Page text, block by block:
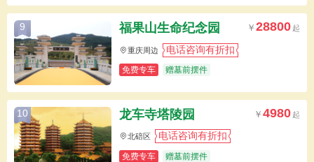
9 福果山生命纪念园 28800
重庆周边 电话咨询有折扣
免费专车 赠墓前摆件
10 龙车寺塔陵园 4980
北碚区 电话咨询有折扣
免费专车 赠墓前摆件